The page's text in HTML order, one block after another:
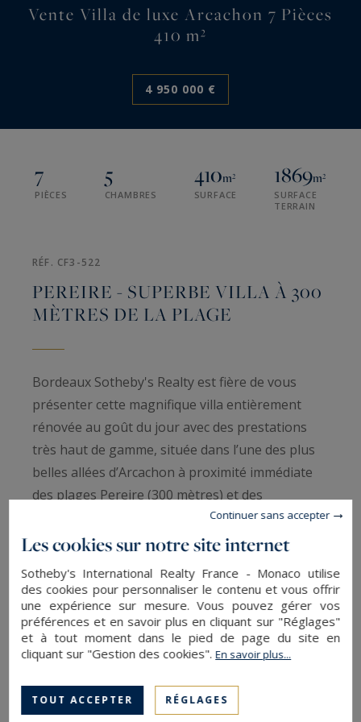
Vente Villa de luxe Arcachon 7 Pièces
410 m²
4 950 000 €
7
PIÈCES
5
CHAMBRES
410m²
SURFACE
1869m²
SURFACE
TERRAIN
RÉF. CF3-522
PEREIRE - SUPERBE VILLA À 300
MÈTRES DE LA PLAGE
Bordeaux Sotheby's Realty est fière de vous
présenter cette magnifique villa entièrement
rénovée au goût du jour avec des prestations
très haut de gamme, située dans l’une des plus
belles allées d’Arcachon à proximité immédiate
des plages Pereire (300 mètres) et des
de superbes volumes et d’une belle luminosité
grâce à ses nombreuses ouvertures vers
l’extérieur.
Les cookies sur notre site internet
Sotheby's International Realty France - Monaco utilise
des cookies pour personnaliser le contenu et vous offrir
une expérience sur mesure. Vous pouvez gérer vos
préférences et en savoir plus en cliquant sur "Réglages"
et à tout moment dans le pied de page du site en
cliquant sur "Gestion des cookies".En savoir plus...
TOUT ACCEPTER RÉGLAGES
Continuer sans accepter